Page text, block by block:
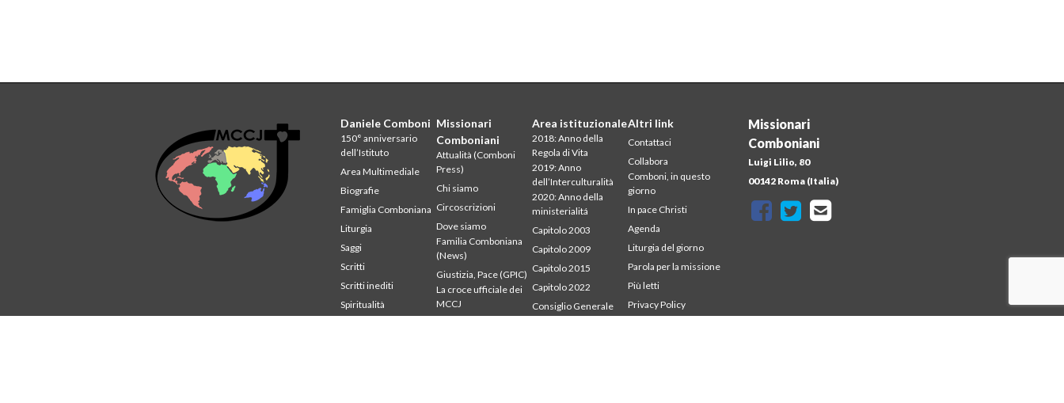
Missionari
Comboniani
Luigi Lilio, 80
00142 Roma (Italia)
Daniele Comboni
150° anniversario
dell’Istituto
Area Multimediale
Biografie
Famiglia Comboniana
Liturgia
Saggi
Scritti
Scritti inediti
Spiritualità
Studium
Missionari
Comboniani
Attualità (Comboni
Press)
Chi siamo
Circoscrizioni
Dove siamo
Familia Comboniana
(News)
Giustizia, Pace (GPIC)
La croce ufficiale dei
MCCJ
Area istituzionale
2018: Anno della
Regola di Vita
2019: Anno
dell’Interculturalità
2020: Anno della
ministerialitá
Capitolo 2003
Capitolo 2009
Capitolo 2015
Capitolo 2022
Consiglio Generale
Altri link
Contattaci
Collabora
Comboni, in questo
giorno
In pace Christi
Agenda
Liturgia del giorno
Parola per la missione
Più letti
Privacy Policy
Segretariato della